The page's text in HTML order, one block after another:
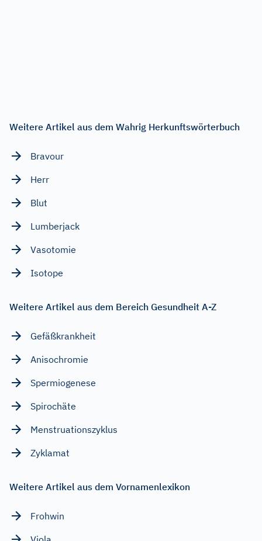
Weitere Artikel aus dem Wahrig Herkunftswörterbuch
Bravour
Herr
Blut
Lumberjack
Vasotomie
Isotope
Weitere Artikel aus dem Bereich Gesundheit A-Z
Gefäßkrankheit
Anisochromie
Spermiogenese
Spirochäte
Menstruationszyklus
Zyklamat
Weitere Artikel aus dem Vornamenlexikon
Frohwin